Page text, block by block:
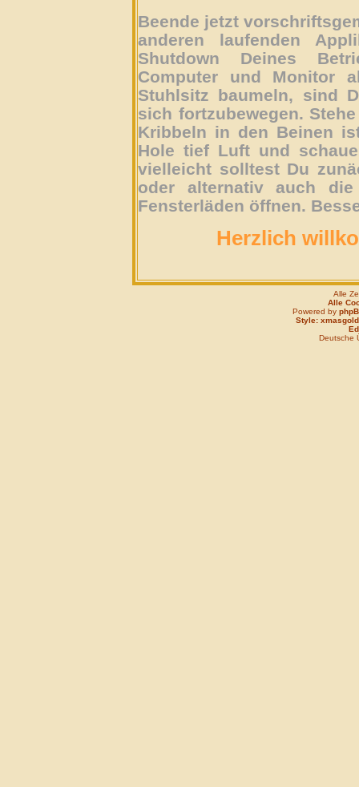
Beende jetzt
anderen laufenden
Shutdown Deines
Computer und Monitor
Stuhlsitz baumeln, sind
sich fortzubewegen.
Kribbeln in den Beinen
Hole tief Luft und
vielleicht solltest Du
oder alternativ auch
Fensterläden öffnen.
Herzlich
Alle
Alle
Powered by
Style: xmasgold
Deutsche